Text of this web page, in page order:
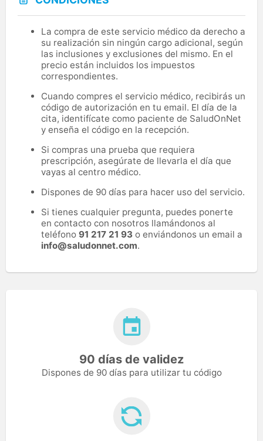
La compra de este servicio médico da derecho a
su realización sin ningún cargo adicional, según
las inclusiones y exclusiones del mismo. En el
precio están incluidos los impuestos
correspondientes.
Cuando compres el servicio médico, recibirás un
código de autorización en tu email. El día de la
cita, identifícate como paciente de SaludOnNet
y enseña el código en la recepción.
Si compras una prueba que requiera
prescripción, asegúrate de llevarla el día que
vayas al centro médico.
Dispones de 90 días para hacer uso del servicio.
Si tienes cualquier pregunta, puedes ponerte
en contacto con nosotros llamándonos al
teléfono 91 217 21 93 o enviándonos un email a
info@saludonnet.com.
90 días de validez
Dispones de 90 días para utilizar tu código